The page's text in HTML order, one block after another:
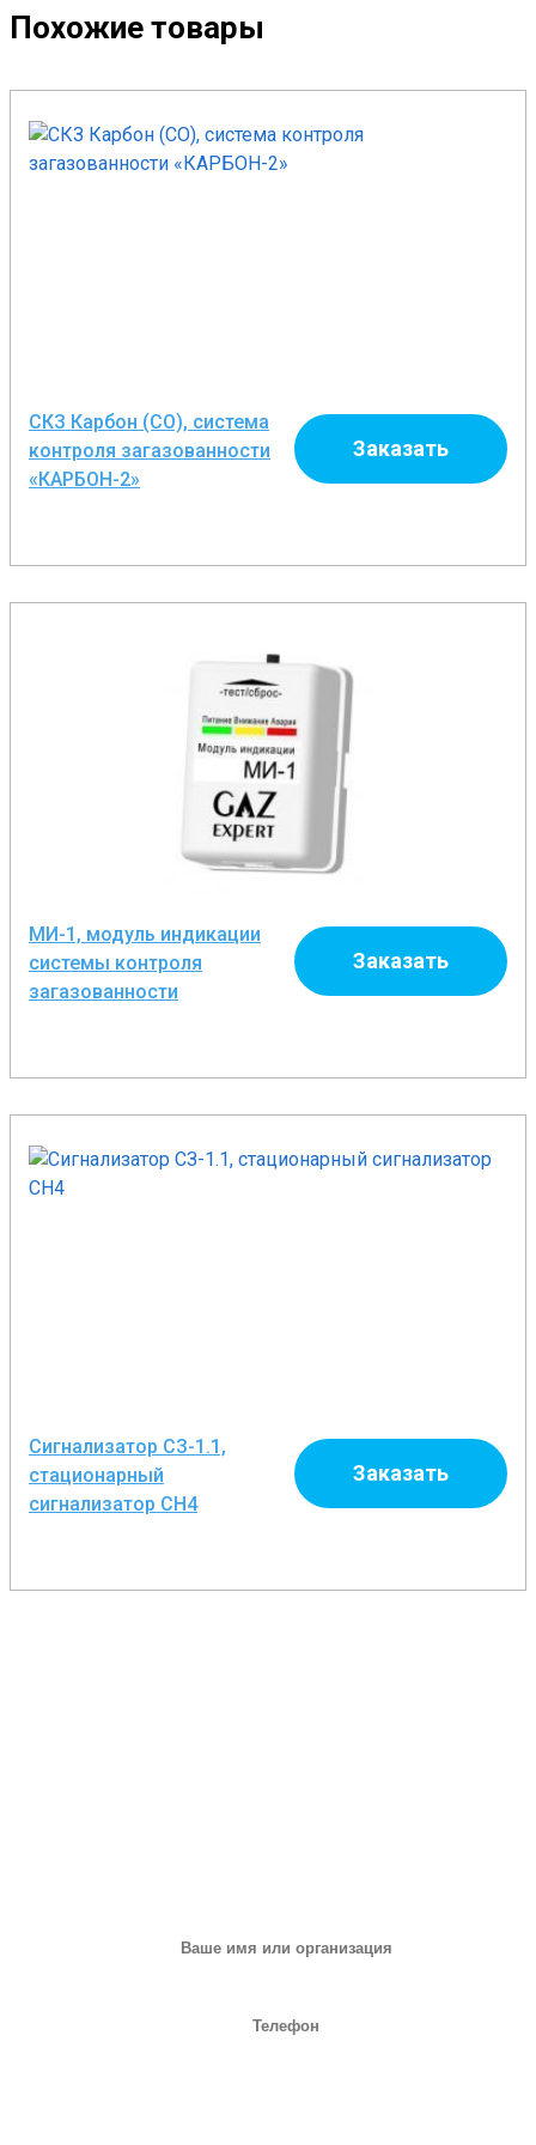
Похожие товары
СКЗ Карбон (СО), система
контроля загазованности
«КАРБОН-2»
Заказать
МИ-1, модуль индикации
системы контроля
загазованности
Заказать
Сигнализатор СЗ-1.1,
стационарный
сигнализатор СН4
Заказать